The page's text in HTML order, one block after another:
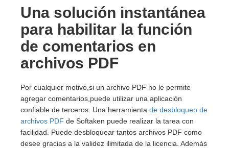
Una solución instantánea
para habilitar la función
de comentarios en
archivos PDF
Por cualquier motivo,si un archivo PDF no le permite
agregar comentarios,puede utilizar una aplicación
confiable de terceros. Una herramienta de desbloqueo de
archivos PDF de Softaken puede realizar la tarea con
facilidad. Puede desbloquear tantos archivos PDF como
desee gracias a la validez ilimitada de la licencia. Además